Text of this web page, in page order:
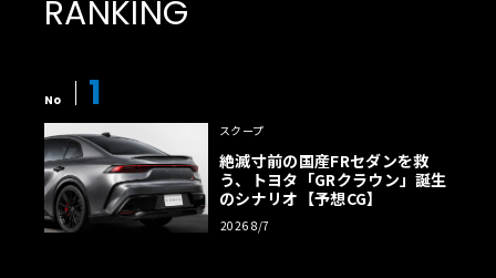
RANKING
No 1
スクープ
絶滅寸前の国産FRセダンを救
う、トヨタ「GRクラウン」誕生
のシナリオ【予想CG】
2026 8/7